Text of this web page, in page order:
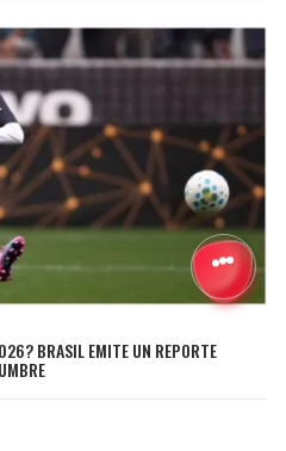
BRASIL EMITE UN REPORTE